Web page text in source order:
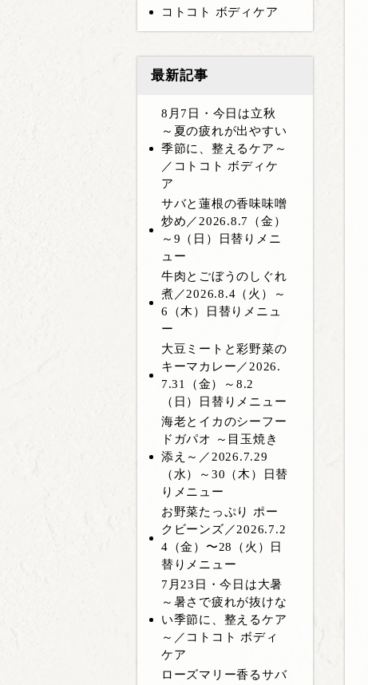
コトコト ボディケア
最新記事
8月7日・今日は立秋
～夏の疲れが出やすい
季節に、整えるケア～
／コトコト ボディケ
ア
サバと蓮根の香味味噌
炒め／2026.8.7（金）
～9（日）日替りメニ
ュー
牛肉とごぼうのしぐれ
煮／2026.8.4（火）～
6（木）日替りメニュ
ー
大豆ミートと彩野菜の
キーマカレー／2026.
7.31（金）～8.2
（日）日替りメニュー
海老とイカのシーフー
ドガパオ ～目玉焼き
添え～／2026.7.29
（水）～30（木）日替
りメニュー
お野菜たっぷり ポー
クビーンズ／2026.7.2
4（金）〜28（火）日
替りメニュー
7月23日・今日は大暑
～暑さで疲れが抜けな
い季節に、整えるケア
～／コトコト ボディ
ケア
ローズマリー香るサバ